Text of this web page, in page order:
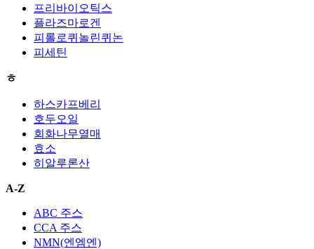
프리바이오틱스
플라즈마로겐
피롤로퀴놀린퀴논
피세틴
ㅎ
하스카프베리
호두오일
회화나무열매
효소
히알루론산
A-Z
ABC 주스
CCA 주스
NMN(엔엠엔)